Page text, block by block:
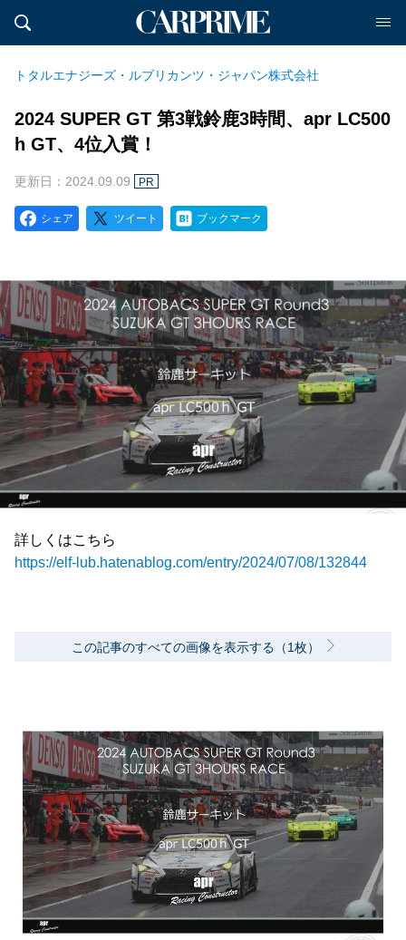
トタルエナジーズ・ルブリカンツ・ジャパン株式会社
2024 SUPER GT 第3戦鈴鹿3時間、apr LC500
h GT、4位入賞！
更新日：2024.09.09 PR
シェア ツイート ブックマーク
詳しくはこちら
https://elf-lub.hatenablog.com/entry/2024/07/08/132844
この記事のすべての画像を表示する（1枚）